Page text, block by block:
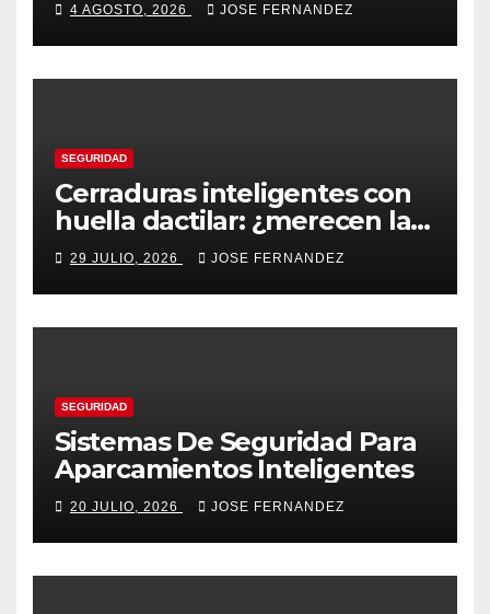
4 AGOSTO, 2026 JOSE FERNANDEZ
SEGURIDAD
Cerraduras inteligentes con
huella dactilar: ¿merecen la
pena?
29 JULIO, 2026 JOSE FERNANDEZ
SEGURIDAD
Sistemas De Seguridad Para
Aparcamientos Inteligentes
20 JULIO, 2026 JOSE FERNANDEZ